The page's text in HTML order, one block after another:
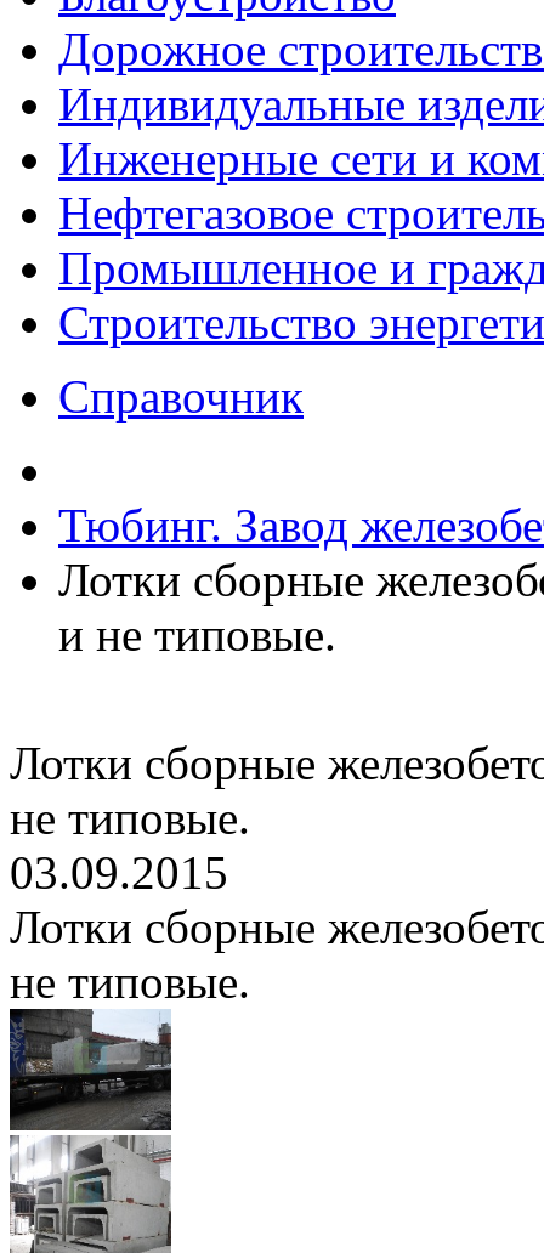
Дорожное
Индивидуальные
Инженерные сети и
Нефтегазовое
Промышленное и
Строительство
Справочник
Тюбинг. Завод
Лотки сборные
и не типовые.
Лотки сборные
не типовые.
03.09.2015
Лотки сборные
не типовые.